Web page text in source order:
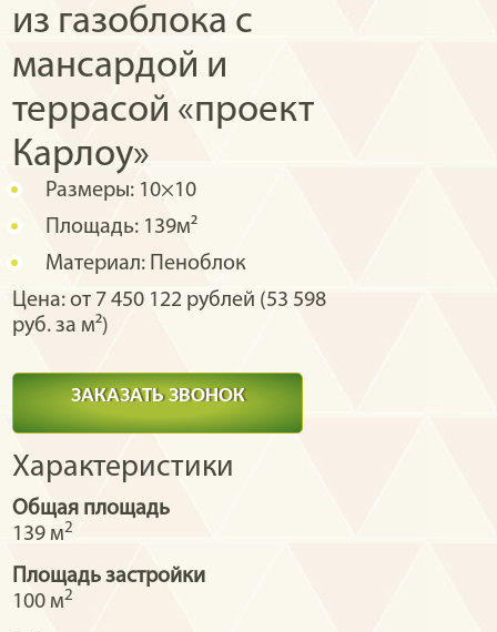
из газоблока с
мансардой и
террасой «проект
Карлоу»
Размеры: 10×10
Площадь: 139м²
Материал: Пеноблок
Цена: от 7 450 122 рублей (53 598
руб. за м²)
ЗАКАЗАТЬ ЗВОНОК
Характеристики
Общая площадь
139 м2
Площадь застройки
100 м2